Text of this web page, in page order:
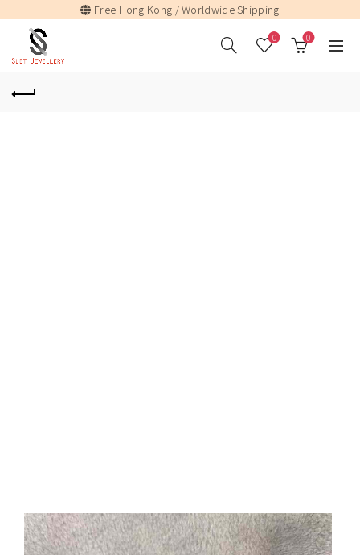
Free Hong Kong / Worldwide Shipping
0 0